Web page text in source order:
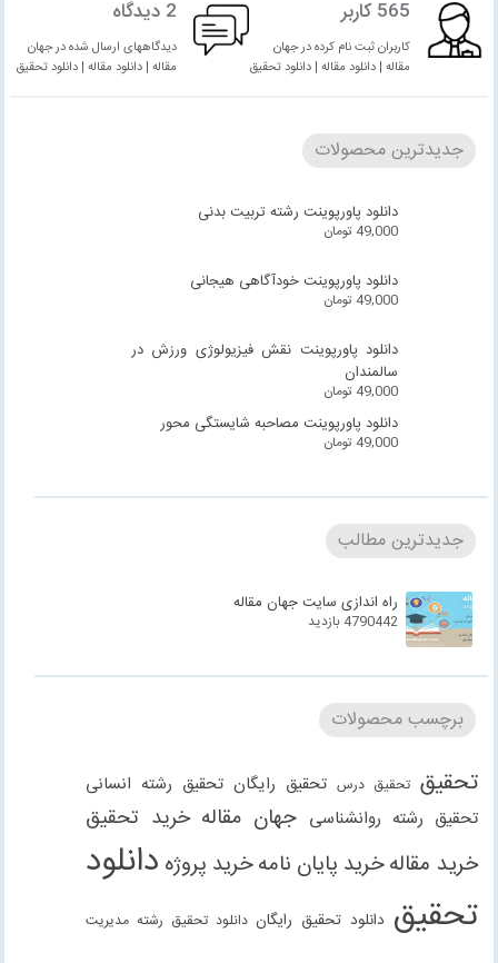
565 کاربر
کاربران ثبت نام کرده در جهان
مقاله | دانلود مقاله | دانلود تحقیق
2 دیدگاه
دیدگاههای ارسال شده در جهان
مقاله | دانلود مقاله | دانلود تحقیق
جدیدترین محصولات
دانلود پاورپوینت رشته تربیت بدنی
49,000 تومان
دانلود پاورپوینت خودآگاهی هیجانی
49,000 تومان
دانلود پاورپوینت نقش فیزیولوژی ورزش در
سالمندان
49,000 تومان
دانلود پاورپوینت مصاحبه شایستگی محور
49,000 تومان
جدیدترین مطالب
راه اندازی سایت جهان مقاله
4790442 بازدید
برچسب محصولات
تحقیق تحقیق درس تحقیق رایگان تحقیق رشته انسانی
تحقیق رشته روانشناسی جهان مقاله خرید تحقیق
خرید مقالهخرید پایان نامهخرید پروژه دانلود
تحقیق دانلود تحقیق رایگان دانلود تحقیق رشته مدیریت